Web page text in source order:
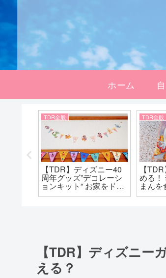
ホーム
TDR全般
【TDR】ディズニー40
周年グッズ”デコレーシ
ョンキット” お家をドリ
ームガーランドで飾ろ
TDR全般
【
める！
まん
愛い
【TDR】ディズニー
える？